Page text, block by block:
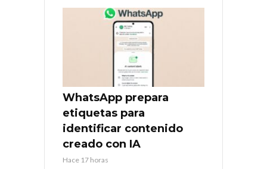
WhatsApp prepara
etiquetas para
identificar contenido
creado con IA
Hace 17 horas